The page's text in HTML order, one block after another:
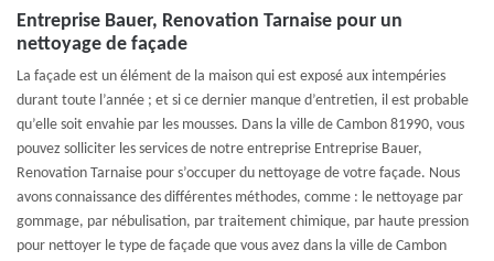
Entreprise Bauer, Renovation Tarnaise pour un
nettoyage de façade
La façade est un élément de la maison qui est exposé aux intempéries
durant toute l’année ; et si ce dernier manque d’entretien, il est probable
qu’elle soit envahie par les mousses. Dans la ville de Cambon 81990, vous
pouvez solliciter les services de notre entreprise Entreprise Bauer,
Renovation Tarnaise pour s’occuper du nettoyage de votre façade. Nous
avons connaissance des différentes méthodes, comme : le nettoyage par
gommage, par nébulisation, par traitement chimique, par haute pression
pour nettoyer le type de façade que vous avez dans la ville de Cambon